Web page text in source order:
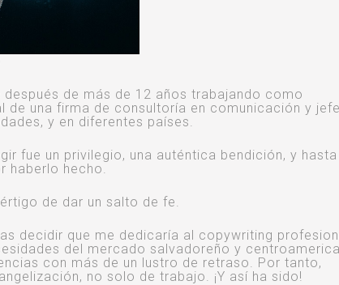
de más de 12 años trabajando como
una firma de consultoría en comunicación y
y en diferentes países.
fue un privilegio, una auténtica bendición, y hasta
haberlo hecho.
de dar un salto de fe.
decidir que me dedicaría al copywriting
del mercado salvadoreño y
con más de un lustro de retraso. Por tanto,
no solo de trabajo. ¡Y así ha sido!